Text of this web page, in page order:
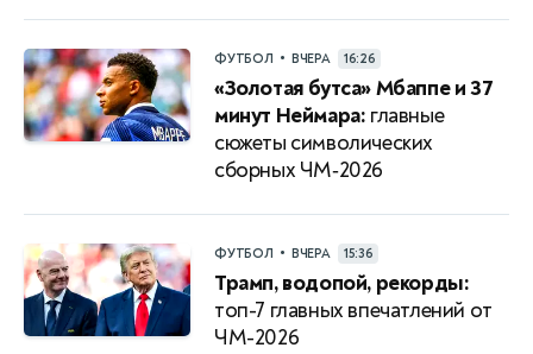
ФУТБОЛ • ВЧЕРА 16:26
«Золотая бутса» Мбаппе и 37
минут Неймара: главные
сюжеты символических
сборных ЧМ‑2026
ФУТБОЛ • ВЧЕРА 15:36
Трамп, водопой, рекорды:
топ-7 главных впечатлений от
ЧМ-2026